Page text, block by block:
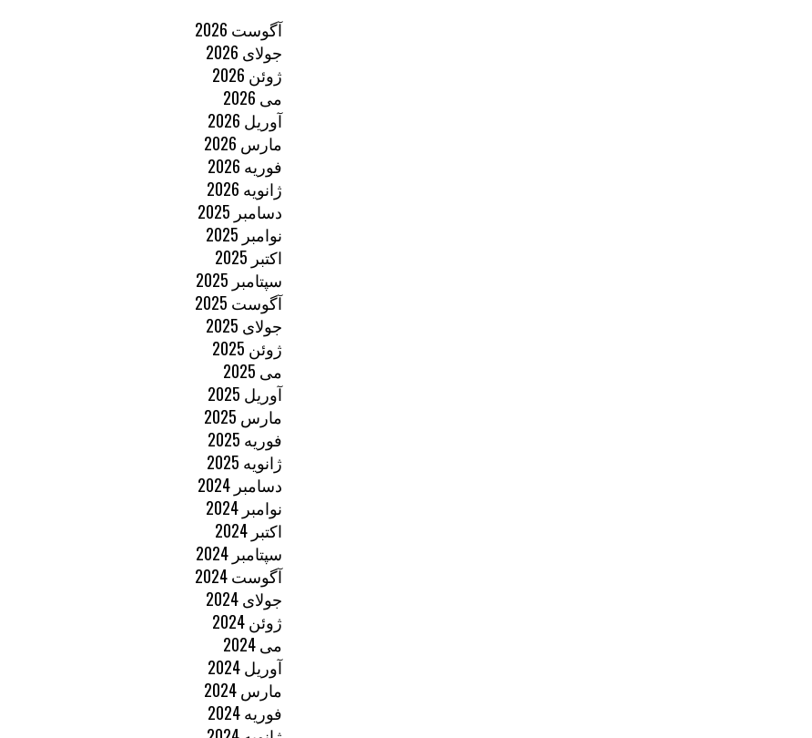
آگوست 2026
جولای 2026
ژوئن 2026
می 2026
آوریل 2026
مارس 2026
فوریه 2026
ژانویه 2026
دسامبر 2025
نوامبر 2025
اکتبر 2025
سپتامبر 2025
آگوست 2025
جولای 2025
ژوئن 2025
می 2025
آوریل 2025
مارس 2025
فوریه 2025
ژانویه 2025
دسامبر 2024
نوامبر 2024
اکتبر 2024
سپتامبر 2024
آگوست 2024
جولای 2024
ژوئن 2024
می 2024
آوریل 2024
مارس 2024
فوریه 2024